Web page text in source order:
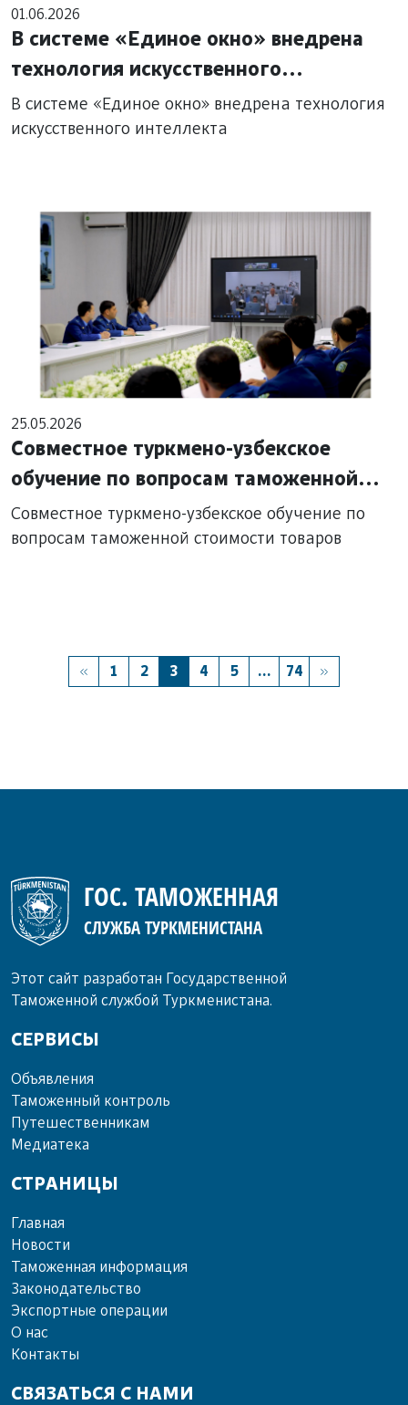
01.06.2026
В системе «Единое окно» внедрена
технология искусственного
интеллекта
В системе «Единое окно» внедрена технология
искусственного интеллекта
25.05.2026
Совместное туркмено-узбекское
обучение по вопросам таможенной
стоимости товаров
Совместное туркмено-узбекское обучение по
вопросам таможенной стоимости товаров
1 2 3 4 5 ... 74
ГОС. ТАМОЖЕННАЯ
СЛУЖБА ТУРКМЕНИСТАНА
Этот сайт разработан Государственной
Таможенной службой Туркменистана.
СЕРВИСЫ
Объ­яв­ле­ния
Та­мо­жен­ный кон­троль
Пу­те­шест­вен­ни­кам
Ме­диа­те­ка
СТРАНИЦЫ
Главная
Новости
Таможенная информация
Законодательство
Экспортные операции
О нас
Контакты
СВЯЗАТЬСЯ С НАМИ